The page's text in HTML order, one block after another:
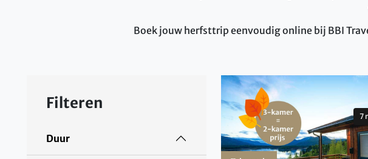
Boek jouw herfsttrip eenvoudig online bij BBI
Filteren
Duur
7